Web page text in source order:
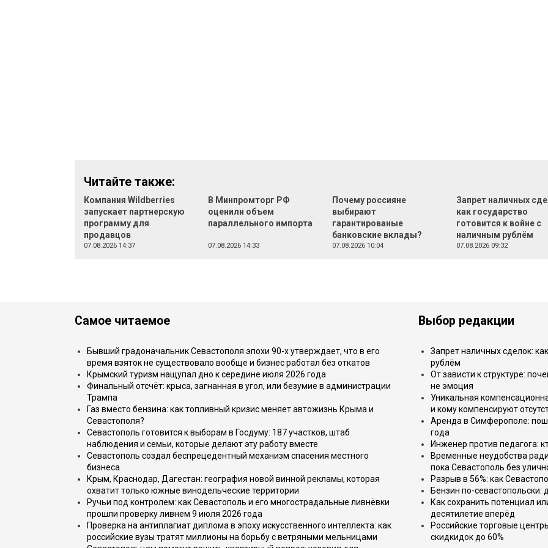
Читайте также:
Компания Wildberries
запускает партнерскую
программу для
продавцов
07.08.2026 14:37
В Минпромторг РФ
оценили объем
параллельного импорта
07.08.2026 14:33
Почему россияне
выбирают
гарантированые
банковские вклады?
07.08.2026 10:04
Запрет наличных
как государство
готовится к войне с
наличным рублём
07.08.2026 09:32
Самое читаемое
Бывший градоначальник Севастополя эпохи 90-х утверждает, что в его
время взяток не существовало вообще и бизнес работал без откатов
Крымский туризм нащупал дно к середине июля 2026 года
Финальный отсчёт: крыса, загнанная в угол, или безумие в администрации
Трампа
Газ вместо бензина: как топливный кризис меняет автожизнь Крыма и
Севастополя?
Севастополь готовится к выборам в Госдуму: 187 участков, штаб
наблюдения и семьи, которые делают эту работу вместе
Севастополь создал беспрецедентный механизм спасения местного
бизнеса
Крым, Краснодар, Дагестан: география новой винной рекламы, которая
охватит только южные винодельческие территории
Ручьи под контролем: как Севастополь и его многострадальные ливнёвки
прошли проверку ливнем 9 июля 2026 года
Проверка на антиплагиат диплома в эпоху искусственного интеллекта: как
российские вузы тратят миллионы на борьбу с ветряными мельницами
Выбор редакции
Запрет наличных сделок:
рублём
От зависти к структуре:
не эмоция
Уникальная
и кому компенсируют
Аренда в Симферополе:
года
Инженер против педагога:
Временные неудобства
пока Севастополь без
Разрыв в 56%: как
Бензин по-
Как сохранить потенциал
десятилетие вперёд
Российские торговые
скидкидок до 60%